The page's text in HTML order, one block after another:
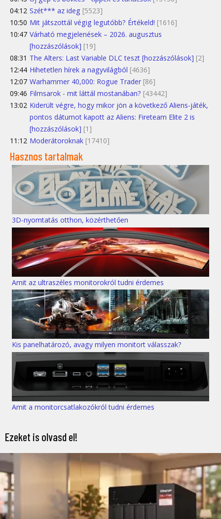
04:12 Szét*** az ideg [5523]
10:50 Mit játszottál végig legutóbb? Értékeld! [1616]
10:47 Várható megjelenések – 2026. augusztus
[hozzászólások] [19]
08:31 The Alters: Last Variable DLC teszt [hozzászólások] [2]
12:44 Hihetetlen hírek a nagyvilágból [4636]
12:07 Warhammer 40,000: Rogue Trader [86]
09:46 Filmsarok - mit láttál mostanában? [43442]
13:02 Kiderült végre, hogy mikor jön a következő Aliens-játék,
pontos dátumot kapott az Aliens: Fireteam Elite 2 is
[hozzászólások] [1]
11:12 Moderátoroknak [17410]
Hasznos tartalmak
3D-nyomtatás otthon, közérthetően
Amit az ultraszéles monitorokról tudni érdemes
Kis panelhatározó, avagy milyen monitort válasszak?
Amit a monitorcsatlakozókról tudni érdemes
Ezeket is olvasd el!